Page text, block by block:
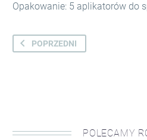
Opakowanie: 5 aplikatorów do
POPRZEDNI
POLECAMY